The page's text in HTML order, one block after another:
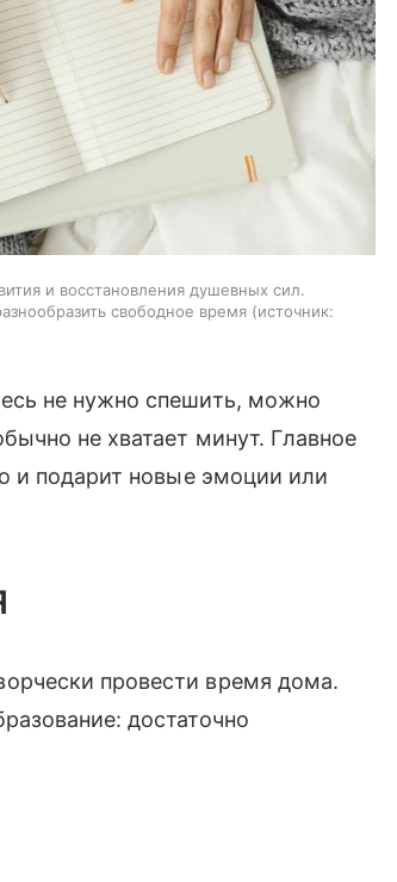
и восстановления душевных сил.
свободное время
источник:
не нужно спешить, можно
не хватает минут. Главное
и подарит новые эмоции или
провести время дома.
достаточно